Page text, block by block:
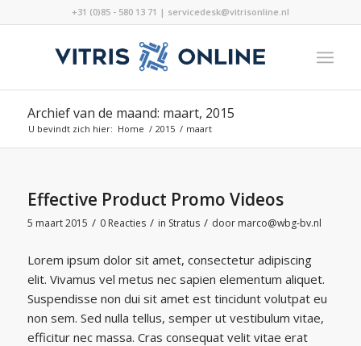
+31 (0)85 - 580 13 71 | servicedesk@vitrisonline.nl
Archief van de maand: maart, 2015
U bevindt zich hier: Home / 2015 / maart
Effective Product Promo Videos
5 maart 2015 / 0 Reacties / in Stratus / door marco@wbg-bv.nl
Lorem ipsum dolor sit amet, consectetur adipiscing
elit. Vivamus vel metus nec sapien elementum aliquet.
Suspendisse non dui sit amet est tincidunt volutpat eu
non sem. Sed nulla tellus, semper ut vestibulum vitae,
efficitur nec massa. Cras consequat velit vitae erat